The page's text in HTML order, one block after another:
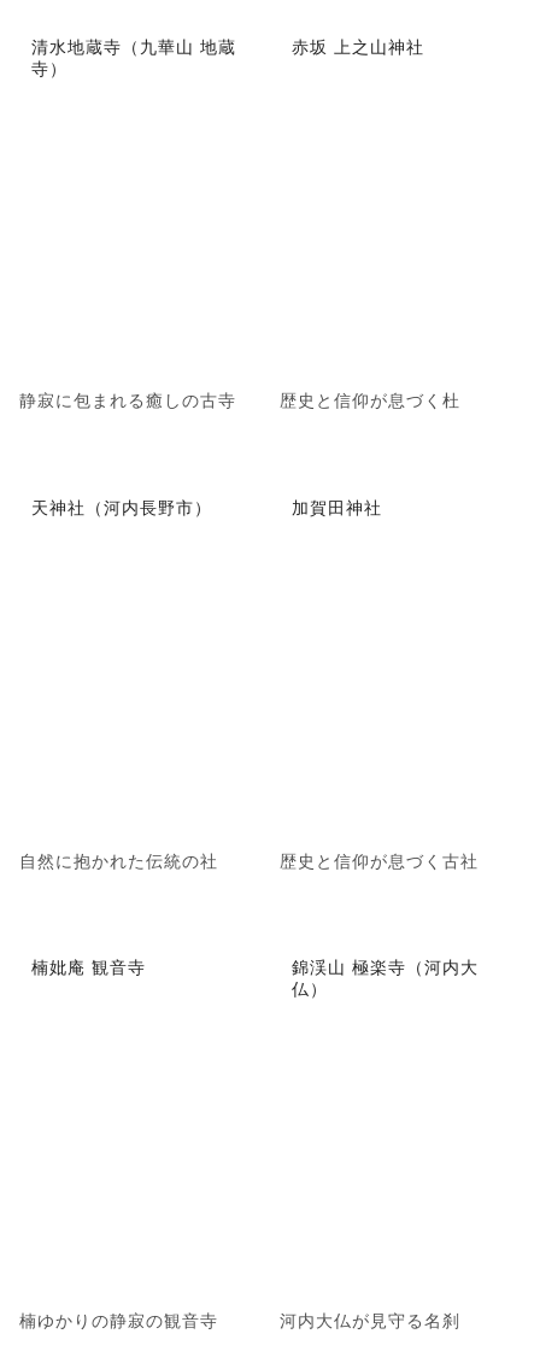
清水地蔵寺（九華山 地蔵
寺）
静寂に包まれる癒しの古寺
赤坂 上之山神社
歴史と信仰が息づく杜
天神社（河内長野市）
自然に抱かれた伝統の社
加賀田神社
歴史と信仰が息づく古社
楠妣庵 観音寺
楠ゆかりの静寂の観音寺
錦渓山 極楽寺（河内大
仏）
河内大仏が見守る名刹